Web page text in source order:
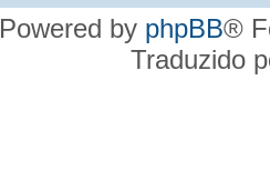
Powered by phpBB®
Traduzido